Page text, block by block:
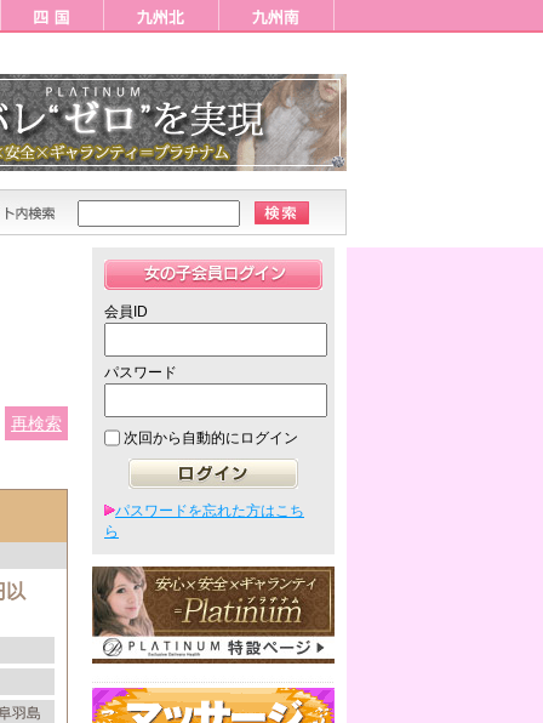
会員ID
パスワード
次回から自動的にログイン
パスワードを忘れた方はこち
ら
再検索
以
羽島